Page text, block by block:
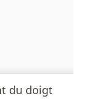
du doigt